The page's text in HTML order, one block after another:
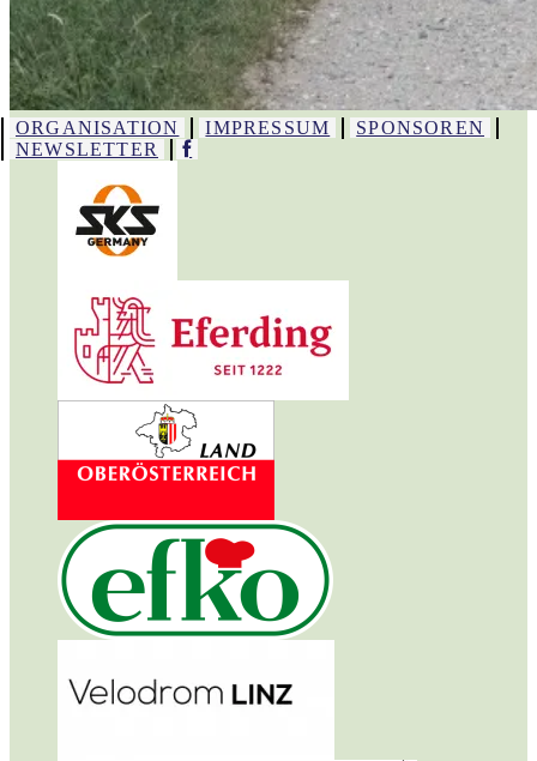
ORGANISATION IMPRESSUM
SPONSOREN
NEWSLETTER